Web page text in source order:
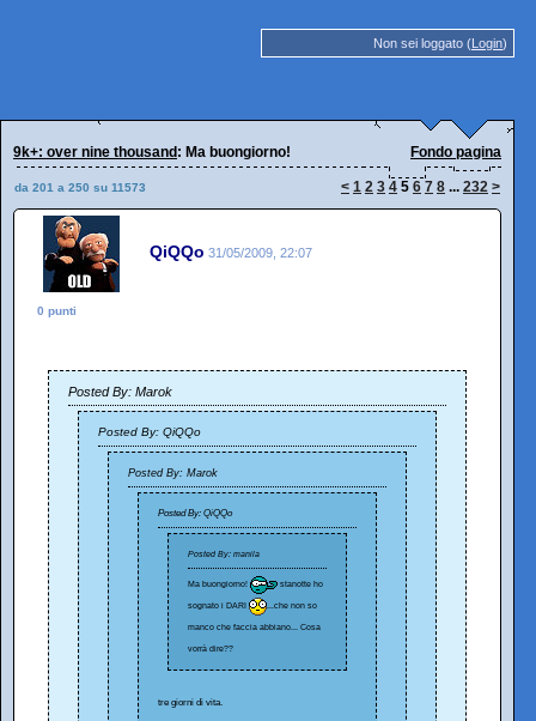
Non sei loggato (Login)
9k+: over nine thousand : Ma buongiorno! Fondo pagina
da 201 a 250 su 11573 < 1 2 3 4 5 6 7 8 ... 232 >
QiQQo 31/05/2009, 22:07
0 punti
Posted By: Marok
Posted By: QiQQo
Posted By: Marok
Posted By: QiQQo
Posted By: manila
Ma buongiorno! stanotte ho
sognato i DARI ...che non so
manco che faccia abbiano... Cosa
vorrà dire??
tre giorni di vita.